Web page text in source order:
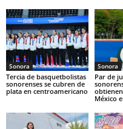
Sonora
Tercia de basquetbolistas
sonorenses se cubren de
plata en centroamericano
Sonora
Par de
México